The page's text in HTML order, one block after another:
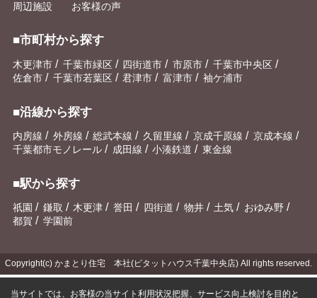
周辺施設 お客様の声
■市町村から探す
木更津市 / 千葉市緑区 / 四街道市 / 市原市 / 千葉市中央区 /
佐倉市 / 千葉市若葉区 / 君津市 / 富津市 / 袖ケ浦市
■沿線から探す
内房線 / 外房線 / 総武本線 / 久留里線 / 京成千原線 / 京成本線 /
千葉都市モノレール / 成田線 / 小湊鉄道 / 東金線
■駅から探す
祇園 / 鎌取 / 木更津 / 誉田 / 四街道 / 物井 / 土気 / おゆみ野 /
都賀 / 学園前
Copyright(c) かまとり住宅 本社(ピタットハウス千葉中央店) All rights reserved.
当サイトでは、お客様の当サイト利用状況把握、サービス向上検討を目的と